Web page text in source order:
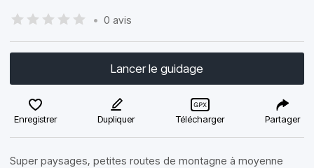
• 0 avis
Lancer le guidage
Enregistrer Dupliquer Télécharger Partager
Super paysages, petites routes de montagne à moyenne